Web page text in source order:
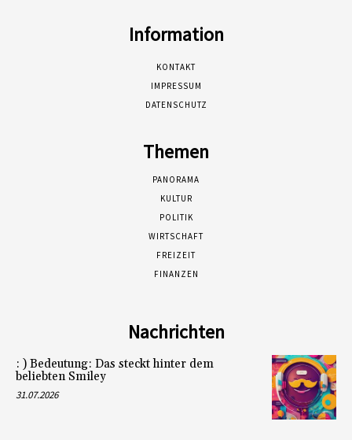
Information
KONTAKT
IMPRESSUM
DATENSCHUTZ
Themen
PANORAMA
KULTUR
POLITIK
WIRTSCHAFT
FREIZEIT
FINANZEN
Nachrichten
: ) Bedeutung: Das steckt hinter dem
beliebten Smiley
31.07.2026